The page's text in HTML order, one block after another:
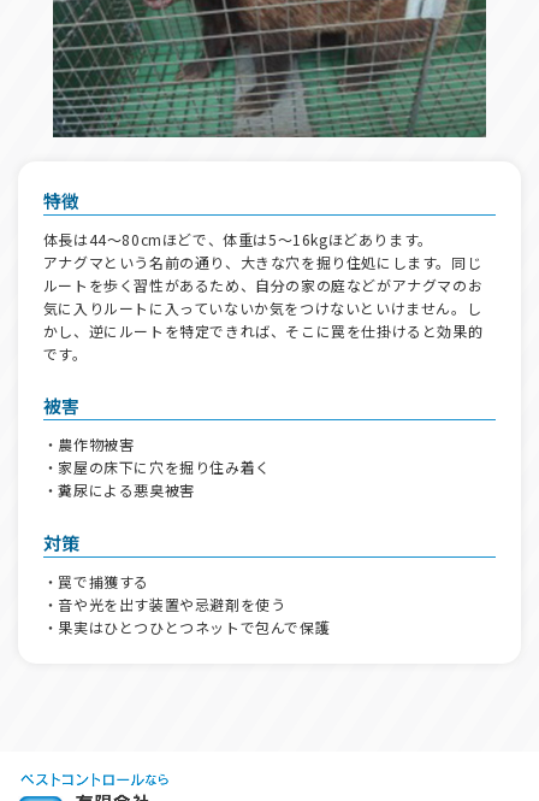
特徴
体長は44～80cmほどで、体重は5～16kgほどあります。
アナグマという名前の通り、大きな穴を掘り住処にします。同じ
ルートを歩く習性があるため、自分の家の庭などがアナグマのお
気に入りルートに入っていないか気をつけないといけません。し
かし、逆にルートを特定できれば、そこに罠を仕掛けると効果的
です。
被害
・農作物被害
・家屋の床下に穴を掘り住み着く
・糞尿による悪臭被害
対策
・罠で捕獲する
・音や光を出す装置や忌避剤を使う
・果実はひとつひとつネットで包んで保護